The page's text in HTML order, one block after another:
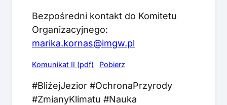
Bezpośredni kontakt do Komitetu
Organizacyjnego:
marika.kornas@imgw.pl
Komunikat II (pdf) Pobierz
#BliżejJezior #OchronaPrzyrody
#ZmianyKlimatu #Nauka